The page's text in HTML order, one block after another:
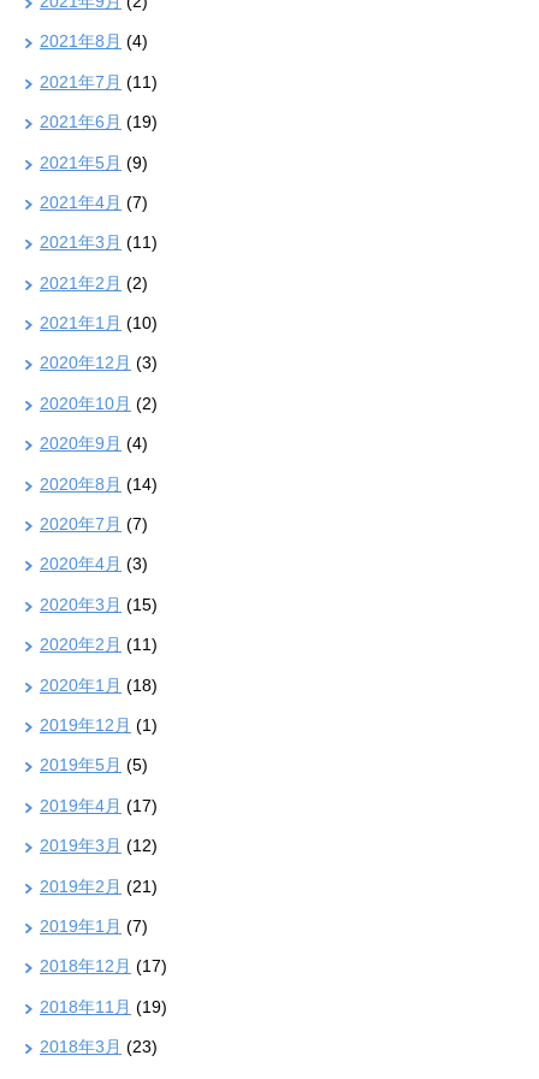
2021年8月 (4)
2021年7月 (11)
2021年6月 (19)
2021年5月 (9)
2021年4月 (7)
2021年3月 (11)
2021年2月 (2)
2021年1月 (10)
2020年12月 (3)
2020年10月 (2)
2020年9月 (4)
2020年8月 (14)
2020年7月 (7)
2020年4月 (3)
2020年3月 (15)
2020年2月 (11)
2020年1月 (18)
2019年12月 (1)
2019年5月 (5)
2019年4月 (17)
2019年3月 (12)
2019年2月 (21)
2019年1月 (7)
2018年12月 (17)
2018年11月 (19)
2018年3月 (23)